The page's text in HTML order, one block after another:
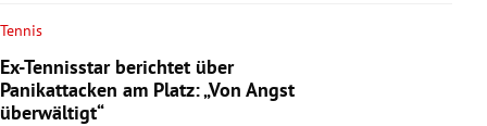
Tennis
Ex-Tennisstar berichtet über
Panikattacken am Platz: „Von Angst
überwältigt“